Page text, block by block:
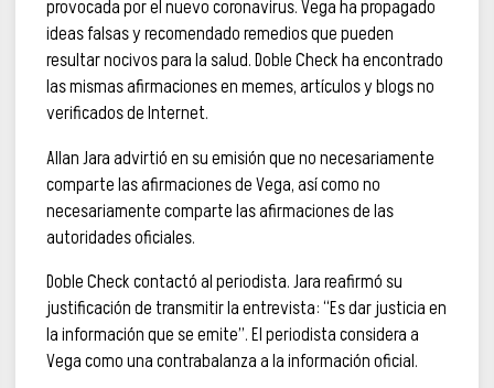
provocada por el nuevo coronavirus. Vega ha propagado
ideas falsas y recomendado remedios que pueden
resultar nocivos para la salud. Doble Check ha encontrado
las mismas afirmaciones en memes, artículos y blogs no
verificados de Internet.
Allan Jara advirtió en su emisión que no necesariamente
comparte las afirmaciones de Vega, así como no
necesariamente comparte las afirmaciones de las
autoridades oficiales.
Doble Check contactó al periodista. Jara reafirmó su
justificación de transmitir la entrevista: “Es dar justicia en
la información que se emite”. El periodista considera a
Vega como una contrabalanza a la información oficial.